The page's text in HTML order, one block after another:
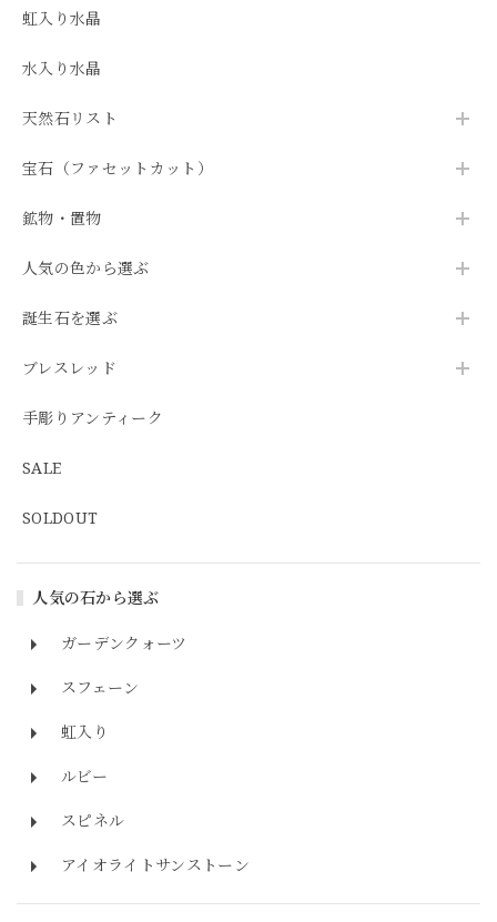
虹入り水晶
水入り水晶
天然石リスト
宝石（ファセットカット）
鉱物・置物
人気の色から選ぶ
誕生石を選ぶ
ブレスレッド
手彫りアンティーク
SALE
SOLDOUT
人気の石から選ぶ
ガーデンクォーツ
スフェーン
虹入り
ルビー
スピネル
アイオライトサンストーン